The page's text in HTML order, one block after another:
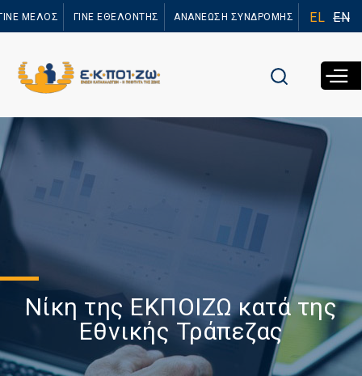
προς το
ΜΕΛΟΣ ΓΙΝΕ ΕΘΕΛΟΝΤΗΣ ΑΝΑΝΕΩΣΗ ΣΥΝΔΡΟΜΗΣ EL EN
Νίκη της ΕΚΠΟΙΖΩ κατά της
Εθνικής Τράπεζας